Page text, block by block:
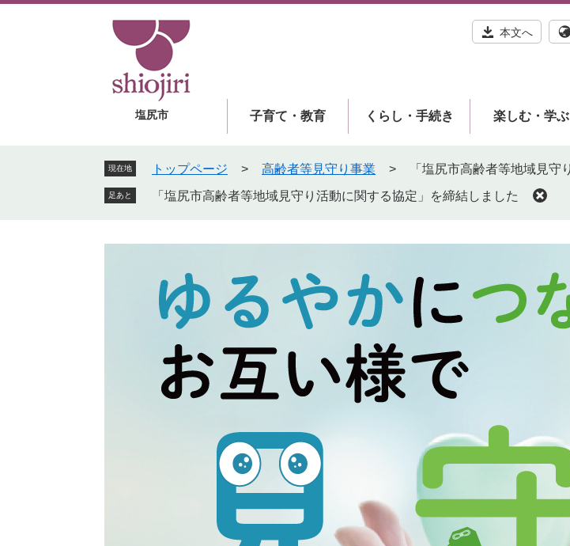
塩尻市
本文へ
子育て・教育 くらし・手続き 楽しむ・学ぶ
現在地 トップページ > 高齢者等見守り事業 > 「塩尻市高齢者等地域見
足あと 「塩尻市高齢者等地域見守り活動に関する協定」を締結しました